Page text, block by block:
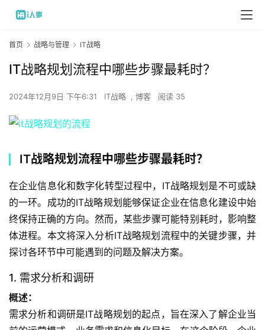
首页 战略与管理 IT战略
IT战略规划流程中哪些步骤最耗时？
2024年12月9日 下午6:31 IT战略 , 博客 阅读 35
IT战略规划流程中哪些步骤最耗时？
在企业信息化和数字化转型过程中，IT战略规划是不可或缺
的一环。成功的IT战略规划能够保证企业在信息化建设中始
终保持正确的方向。然而，某些步骤可能特别耗时，影响整
体进程。本文将深入分析IT战略规划流程中的关键步骤，并
探讨各环节中可能遇到的问题及解决方案。
1. 需求分析和调研
概述：
需求分析和调研是IT战略规划的起点，旨在深入了解企业当